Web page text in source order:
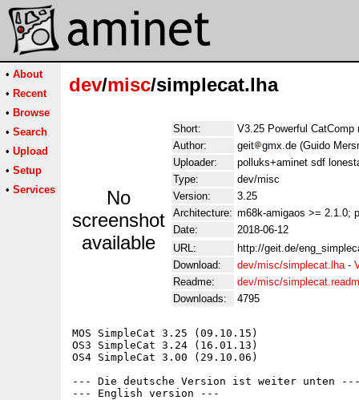
• About
• Recent
• Browse
• Search
• Upload
• Setup
• Services
dev/misc/simplecat.lha
No
screenshot
available
Short:
V3.25 Powerful CatComp
Author:
geit
gmx.de (Guido
Uploader:
polluks+aminet sdf
Type:
dev/misc
Version:
3.25
Architecture: m68k-amigaos >= 2.1.0;
Date:
2018-06-12
URL:
http://geit.de/
Download:
dev/misc/simplecat.lha-
Readme:
dev/misc/
Downloads:
4795
MOS SimpleCat 3.25 (09.10.15)
OS3 SimpleCat 3.24 (16.01.13)
OS4 SimpleCat 3.00 (29.10.06)
--- Die deutsche Version ist weiter unten
--- English version ---